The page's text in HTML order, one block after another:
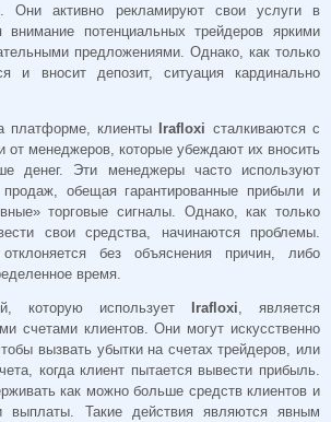
Они активно рекламируют свои услуги в
внимание потенциальных трейдеров яркими
предложениями. Однако, как только
и вносит депозит, ситуация кардинально
платформе, клиенты Irafloxi сталкиваются с
от менеджеров, которые убеждают их вносить
денег. Эти менеджеры часто используют
обещая гарантированные прибыли и
торговые сигналы. Однако, как только
свои средства, начинаются проблемы.
без объяснения причин, либо
время.
которую использует Irafloxi, является
счетами клиентов. Они могут искусственно
вызвать убытки на счетах трейдеров, или
когда клиент пытается вывести прибыль.
как можно больше средств клиентов и
выплаты. Такие действия являются явным